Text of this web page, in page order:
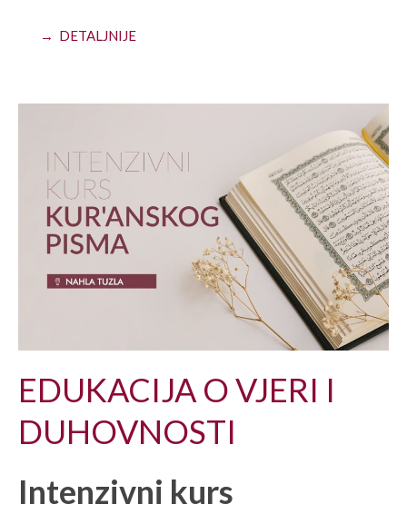
→ DETALJNIJE
EDUKACIJA O VJERI I
DUHOVNOSTI
Intenzivni kurs